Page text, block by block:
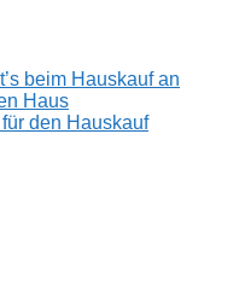
beim Hauskauf an
Haus
den Hauskauf